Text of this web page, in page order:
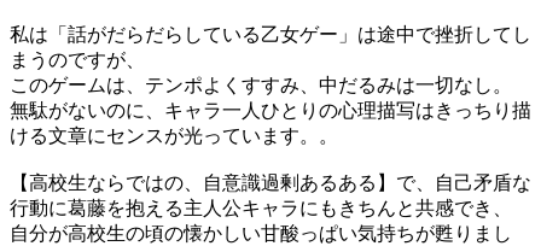
私は「話がだらだらしている乙女ゲー」は途中で挫折してし
まうのですが、
このゲームは、テンポよくすすみ、中だるみは一切なし。
無駄がないのに、キャラ一人ひとりの心理描写はきっちり描
ける文章にセンスが光っています。。
【高校生ならではの、自意識過剰あるある】で、自己矛盾な
行動に葛藤を抱える主人公キャラにもきちんと共感でき、
自分が高校生の頃の懐かしい甘酸っぱい気持ちが甦りまし